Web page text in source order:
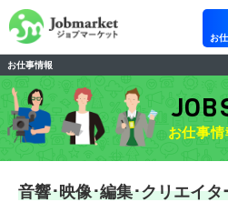
お仕事情報
お
お仕事情
音響･映像･編集･クリエイ